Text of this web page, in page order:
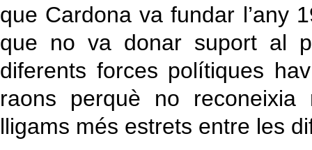
que Cardona va fundar l’any
que no va donar suport al
diferents forces polítiques
raons perquè no reconeixia
lligams més estrets entre les